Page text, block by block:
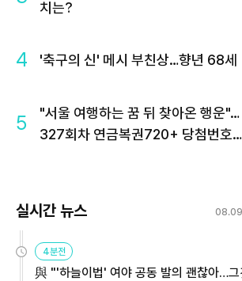
치는?
4 '축구의 신' 메시 부친상…향년 68세
5
"서울 여행하는 꿈 뒤 찾아온 행운"…
327회차 연금복권720+ 당첨번호조
실시간 뉴스 08.09
4분전
與 "'하늘이법' 여야 공동 발의 괜찮아…